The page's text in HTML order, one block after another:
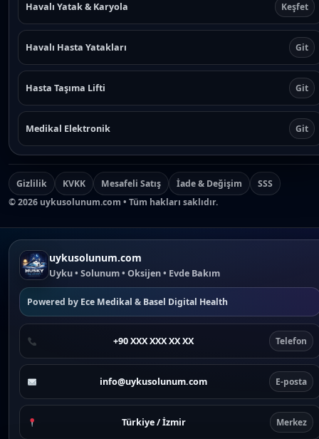
o
h
r
d
c
t
p
Havalı Yatak & Karyola Keşfet
Havalı Hasta Yatakları Git
Hasta Taşıma Lifti Git
Medikal Elektronik Git
Gizlilik KVKK Mesafeli Satış İade & Değişim
SSS
©2026 uykusolunum.com • Tüm hakları saklıdır.
uykusolunum.com
Uyku • Solunum • Oksijen • Evde Bakım
Powered by Ece Medikal & Basel Digital Health
+90 XXX XXX XX XX Telefon
info@uykusolunum.com E-posta
Türkiye / İzmir Merkez